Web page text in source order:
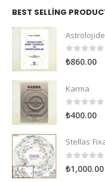
BEST SELLING
Astrolojide
0 out of 5
₺860.00
Karma
0 out of 5
₺400.00
Stellas
0 out of 5
₺1,000.00